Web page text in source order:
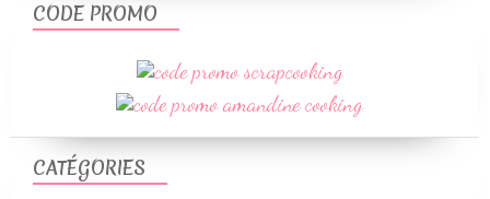
CATÉGORIES
CODE PROMO